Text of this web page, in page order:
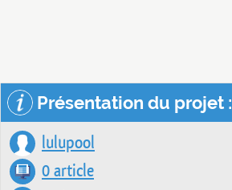
Présentation du projet :
lulupool
0 article